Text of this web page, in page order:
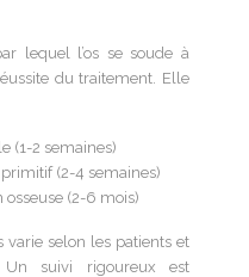
lequel l’os se soude à
du traitement. Elle
(1-2 semaines)
(2-4 semaines)
(2-6 mois)
varie selon les patients et
Un suivi rigoureux est